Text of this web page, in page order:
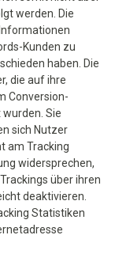
werden. Die
Kunden zu
haben. Die
die auf ihre
Conversion-
Sie
sich Nutzer
am Tracking
widersprechen,
über ihren
deaktivieren.
Statistiken